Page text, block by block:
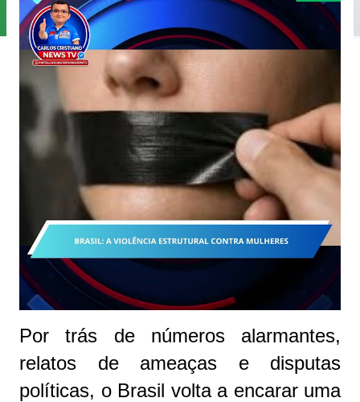
Por trás de números alarmantes,
relatos de ameaças e disputas
políticas, o Brasil volta a encarar uma